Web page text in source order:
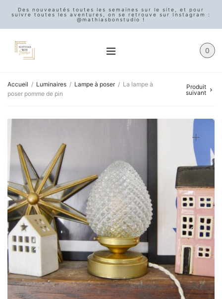
Des nouveautés toutes les semaines sur le site, et pour
suivre toutes les aventures, on se retrouve sur Instagram :
@mathiasbonstudio !
0
Accueil / Luminaires / Lampe à poser / La lampe à
poser pomme de pin
Produit
suivant